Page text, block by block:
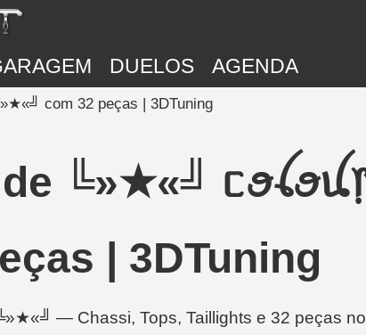
DUELOS AGENDA
com 32 peças | 3DTuning
╚»★«╝
| 3DTuning
— Chassi, Tops, Taillights e 32 peças